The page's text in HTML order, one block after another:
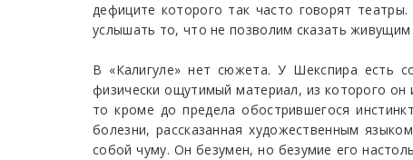
дефиците которого так часто говорят
услышать то, что не позволим сказать
В «Калигуле» нет сюжета. У Шекспира есть
физически ощутимый материал, из которого он
то кроме до предела обострившегося
болезни, рассказанная художественным
собой чуму. Он безумен, но безумие его